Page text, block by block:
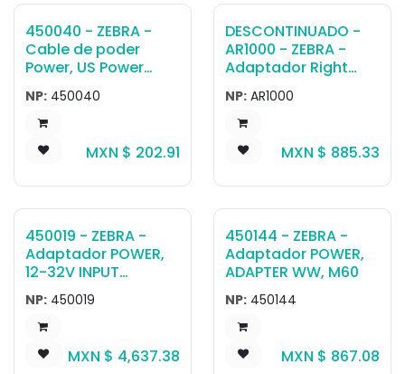
450040 - ZEBRA -
Cable de poder
Power, US Power
Adapter Cord
(ET8x,L10,R12)
NP: 450040
MXN $ 202.91
DESCONTINUADO -
AR1000 - ZEBRA -
Adaptador Right
Angle SMA reverse
polarity plug-jack
Adapter
NP: AR1000
MXN $ 885.33
450019 - ZEBRA -
Adaptador POWER,
12-32V INPUT
CIGARETTE LIGHTER
ADAPTER, 12V
OUTPUT 5.5X2.5
XDIM G2 G3
B10,BC,D10,L10
NP: 450019
MXN $ 4,637.38
450144 - ZEBRA -
Adaptador POWER,
ADAPTER WW, M60
NP: 450144
MXN $ 867.08